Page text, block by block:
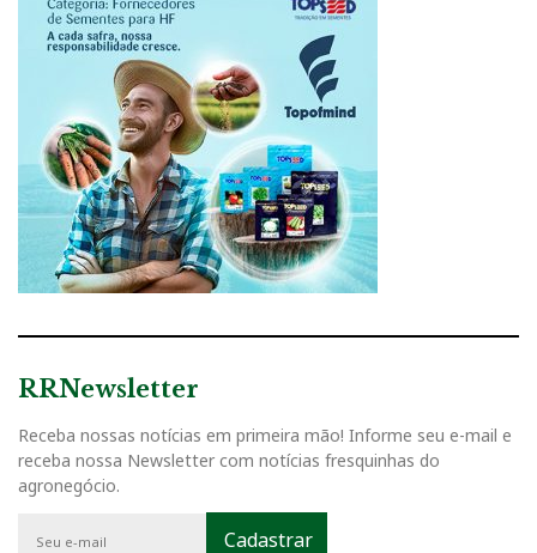
RRNewsletter
Receba nossas notícias em primeira mão! Informe seu e-mail e
receba nossa Newsletter com notícias fresquinhas do
agronegócio.